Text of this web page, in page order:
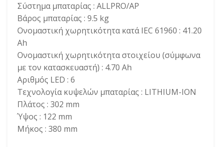
Σύστημα μπαταρίας : ALLPRO/AP
Βάρος μπαταρίας : 9.5 kg
Ονομαστική χωρητικότητα κατά IEC 61960 : 41.20
Ah
Ονομαστική χωρητικότητα στοιχείου (σύμφωνα
με τον κατασκευαστή) : 4.70 Ah
Αριθμός LED : 6
Τεχνολογία κυψελών μπαταρίας : LITHIUM-ION
Πλάτος : 302 mm
Ύψος : 122 mm
Μήκος : 380 mm